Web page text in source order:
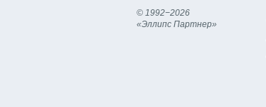
© 1992−2026
«Эллипс Партнер»